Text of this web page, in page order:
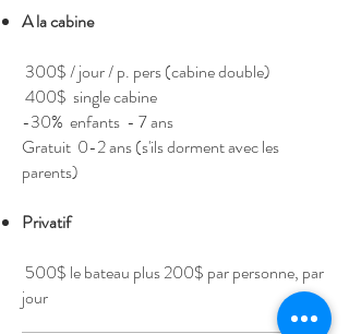
A la cabine
300$ / jour / p. pers (cabine double)
400$ single cabine
-30% enfants - 7 ans
Gratuit 0-2 ans (s'ils dorment avec les
parents)
Privatif
500$ le bateau plus 200$ par personne, par
jour